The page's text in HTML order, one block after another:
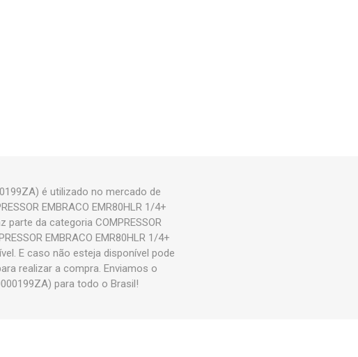
é utilizado no mercado de
EMBRACO EMR80HLR 1/4+
da categoria COMPRESSOR
EMBRACO EMR80HLR 1/4+
E caso não esteja disponível pode
realizar a compra. Enviamos o
para todo o Brasil!